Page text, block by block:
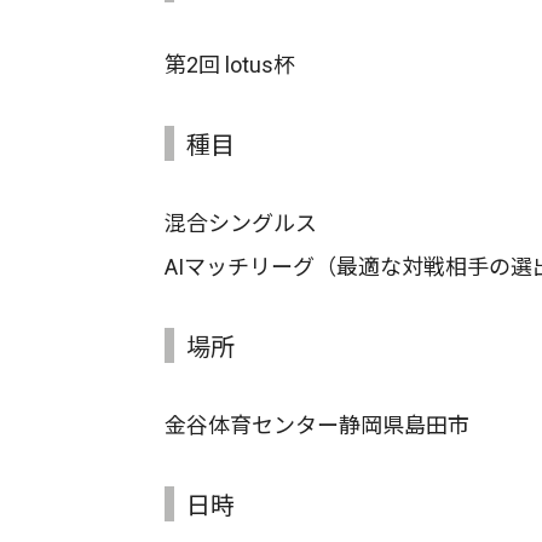
第2回 lotus杯
種目
混合シングルス
AIマッチリーグ（最適な対戦相手の選
場所
金谷体育センター静岡県島田市
日時